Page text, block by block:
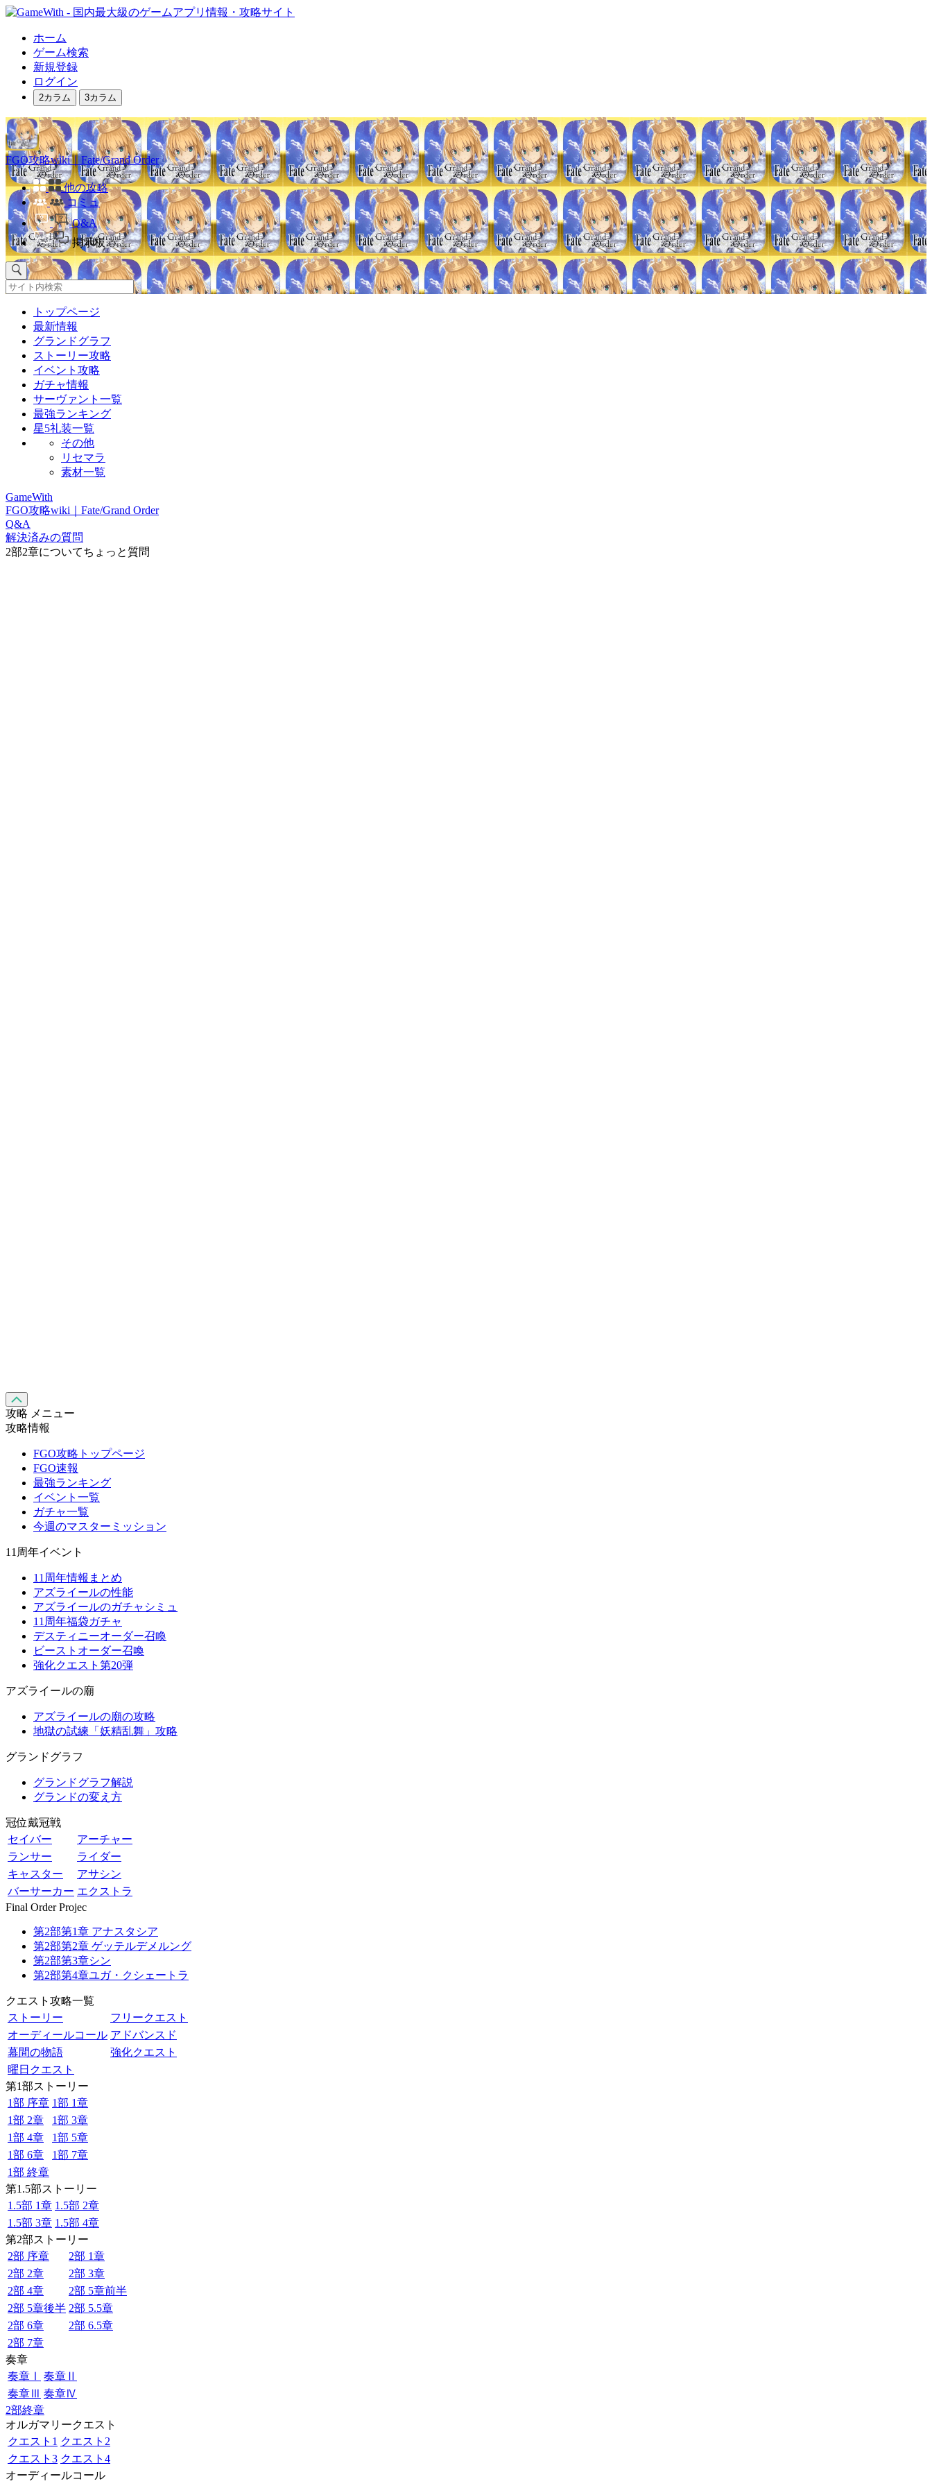
ホーム
ゲーム検索
新規登録
ログイン
2カラム 3カラム
FGO攻略wiki｜Fate/Grand Order
他の攻略
コミュ
Q&A
掲示板
トップページ
最新情報
グランドグラフ
ストーリー攻略
イベント攻略
ガチャ情報
サーヴァント一覧
最強ランキング
星5礼装一覧
その他
リセマラ
素材一覧
GameWith
FGO攻略wiki｜Fate/Grand Order
Q&A
解決済みの質問
2部2章についてちょっと質問
攻略 メニュー
攻略情報
FGO攻略トップページ
FGO速報
最強ランキング
イベント一覧
ガチャ一覧
今週のマスターミッション
11周年イベント
11周年情報まとめ
アズライールの性能
アズライールのガチャシミュ
11周年福袋ガチャ
デスティニーオーダー召喚
ビーストオーダー召喚
強化クエスト第20弾
アズライールの廟
アズライールの廟の攻略
地獄の試練「妖精乱舞」攻略
グランドグラフ
グランドグラフ解説
グランドの変え方
冠位戴冠戦
セイバー
アーチャー
ランサー
ライダー
キャスター
アサシン
バーサーカー エクストラ
Final Order Projec
第2部第1章 アナスタシア
第2部第2章 ゲッテルデメルング
第2部第3章シン
第2部第4章ユガ・クシェートラ
クエスト攻略一覧
ストーリー
フリークエスト
オーディールコール アドバンスド
幕間の物語
強化クエスト
曜日クエスト
第1部ストーリー
1部 序章 1部 1章
1部 2章
1部 3章
1部 4章
1部 5章
1部 6章
1部 7章
1部 終章
第1.5部ストーリー
1.5部 1章 1.5部 2章
1.5部 3章 1.5部 4章
第2部ストーリー
2部 序章
2部 1章
2部 2章
2部 3章
2部 4章
2部 5章前半
2部 5章後半 2部 5.5章
2部 6章
2部 6.5章
2部 7章
奏章
奏章Ⅰ
奏章Ⅱ
奏章Ⅲ 奏章Ⅳ
2部終章
オルガマリークエスト
クエスト1 クエスト2
クエスト3 クエスト4
オーディールコール